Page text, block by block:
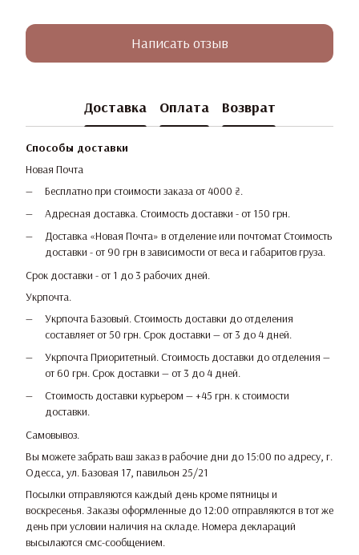
Написать отзыв
Доставка Оплата Возврат
Способы доставки
Новая Почта
Бесплатно при стоимости заказа от 4000 ₴.
Адресная доставка. Стоимость доставки - от 150 грн.
Доставка «Новая Почта» в отделение или почтомат Стоимость
доставки - от 90 грн в зависимости от веса и габаритов груза.
Срок доставки - от 1 до 3 рабочих дней.
Укрпочта.
Укрпочта Базовый. Стоимость доставки до отделения
составляет от 50 грн. Срок доставки — от 3 до 4 дней.
Укрпочта Приоритетный. Стоимость доставки до отделения —
от 60 грн. Срок доставки — от 3 до 4 дней.
Стоимость доставки курьером — +45 грн. к стоимости
доставки.
Самовывоз.
Вы можете забрать ваш заказ в рабочие дни до 15:00 по адресу, г.
Одесса, ул. Базовая 17, павильон 25/21
Посылки отправляются каждый день кроме пятницы и
воскресенья. Заказы оформленные до 12:00 отправляются в тот же
день при условии наличия на складе. Номера деклараций
высылаются смс-сообщением.